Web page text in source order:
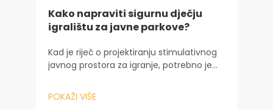
Kako napraviti sigurnu dječju
igralištu za javne parkove?
Kad je riječ o projektiranju stimulativnog
javnog prostora za igranje, potrebno je
igranje. To uključuje sofisticirano
razmatranje i iz inženjerske i iz psihološke
POKAŽI VIŠE